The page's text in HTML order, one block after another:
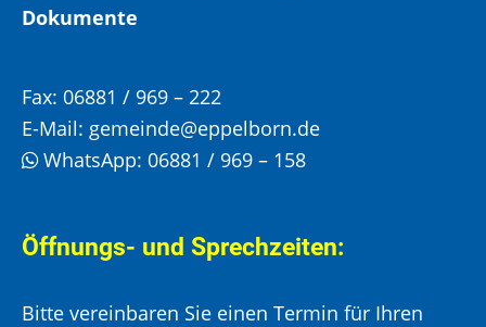
Dokumente
Fax: 06881 / 969 – 222
E-Mail: gemeinde@eppelborn.de
WhatsApp: 06881 / 969 – 158
Öffnungs- und Sprechzeiten:
Bitte vereinbaren Sie einen Termin für Ihren